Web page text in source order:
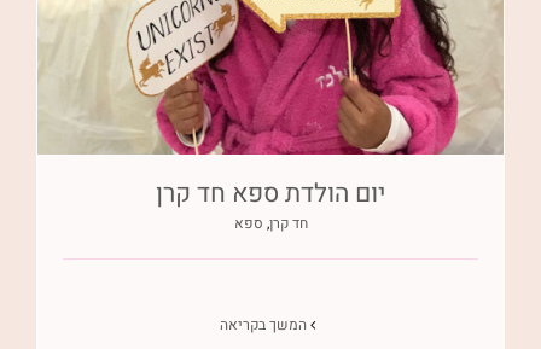
יום הולדת ספא חד קרן
חד קרן, ספא
המשך בקריאה